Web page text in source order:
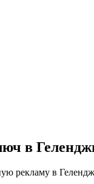
в
рекламу в